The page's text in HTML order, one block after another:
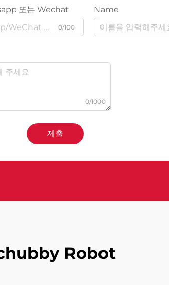
또는 Wechat
0/100
Name
0/1000
제출
Robot